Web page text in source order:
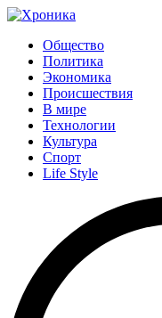
Общество
Политика
Экономика
Происшествия
В мире
Технологии
Культура
Спорт
Life Style